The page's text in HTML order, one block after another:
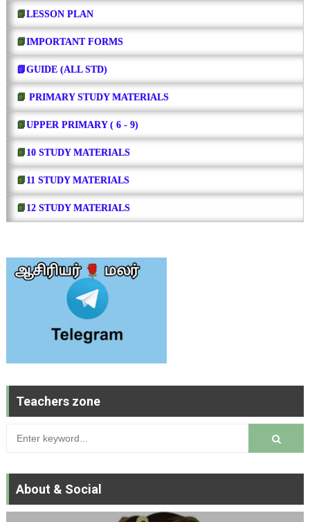
📗LESSON PLAN
📗IMPORTANT FORMS
📗GUIDE (ALL STD)
📗 PRIMARY STUDY MATERIALS
📗UPPER PRIMARY ( 6 - 9)
📗 10 STUDY MATERIALS
📗 11 STUDY MATERIALS
📗 12 STUDY MATERIALS
Teachers zone
About & Social